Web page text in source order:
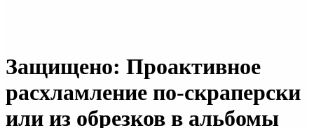
Защищено: Проактивное
расхламление по-скраперски
или из обрезков в альбомы